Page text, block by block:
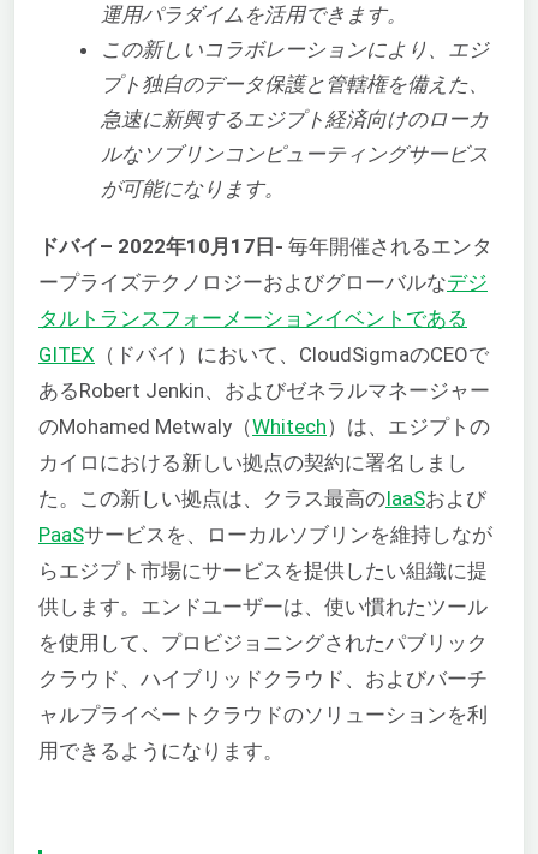
運用パラダイムを活用できます。
この新しいコラボレーションにより、エジ
プト独自のデータ保護と管轄権を備えた、
急速に新興するエジプト経済向けのローカ
ルなソブリンコンピューティングサービス
が可能になります。
ドバイ– 2022年10月17日- 毎年開催されるエンタ
ープライズテクノロジーおよびグローバルなデジ
タルトランスフォーメーションイベントである
GITEX （ドバイ）において、CloudSigmaのCEOで
あるRobert Jenkin、およびゼネラルマネージャー
のMohamed Metwaly（Whitech）は、エジプトの
カイロにおける新しい拠点の契約に署名しまし
た。この新しい拠点は、クラス最高のIaaSおよび
PaaSサービスを、ローカルソブリンを維持しなが
らエジプト市場にサービスを提供したい組織に提
供します。エンドユーザーは、使い慣れたツール
を使用して、プロビジョニングされたパブリック
クラウド、ハイブリッドクラウド、およびバーチ
ャルプライベートクラウドのソリューションを利
用できるようになります。